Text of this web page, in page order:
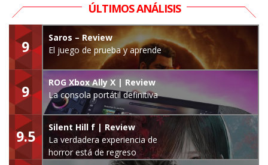
ÚLTIMOS ANÁLISIS
9
Saros – Review
El juego de prueba y aprende
9
ROG Xbox Ally X | Review
La consola portátil definitiva
9.5
Silent Hill f | Review
La verdadera experiencia de
horror está de regreso